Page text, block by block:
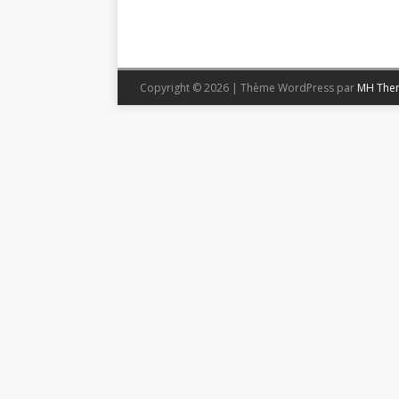
Copyright © 2026 | Thème WordPress par MH